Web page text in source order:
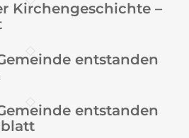
Kirchengeschichte –
entstanden
entstanden